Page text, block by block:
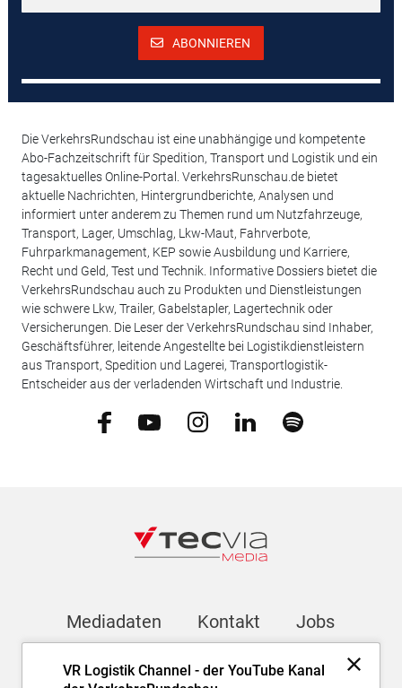
VR Logistik Channel - der YouTube Kanal
ABONNIEREN
Die VerkehrsRundschau ist eine unabhängige und kompetente
Abo-Fachzeitschrift für Spedition, Transport und Logistik und ein
tagesaktuelles Online-Portal. VerkehrsRunschau.de bietet
aktuelle Nachrichten, Hintergrundberichte, Analysen und
informiert unter anderem zu Themen rund um Nutzfahrzeuge,
Transport, Lager, Umschlag, Lkw-Maut, Fahrverbote,
Fuhrparkmanagement, KEP sowie Ausbildung und Karriere,
Recht und Geld, Test und Technik. Informative Dossiers bietet die
VerkehrsRundschau auch zu Produkten und Dienstleistungen
wie schwere Lkw, Trailer, Gabelstapler, Lagertechnik oder
Versicherungen. Die Leser der VerkehrsRundschau sind Inhaber,
Geschäftsführer, leitende Angestellte bei Logistikdienstleistern
aus Transport, Spedition und Lagerei, Transportlogistik-
Entscheider aus der verladenden Wirtschaft und Industrie.
Mediadaten Kontakt Jobs
Newsletter